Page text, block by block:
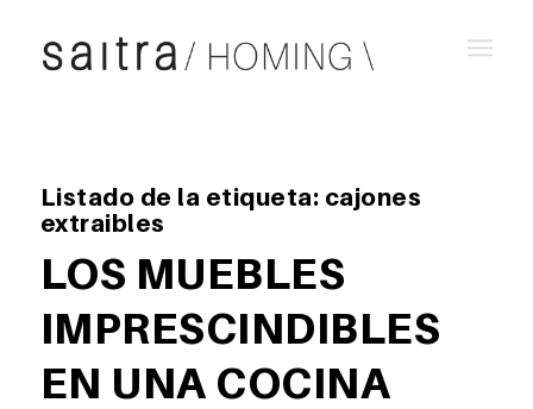
Listado de la etiqueta: cajones
extraibles
LOS MUEBLES
IMPRESCINDIBLES
EN UNA COCINA